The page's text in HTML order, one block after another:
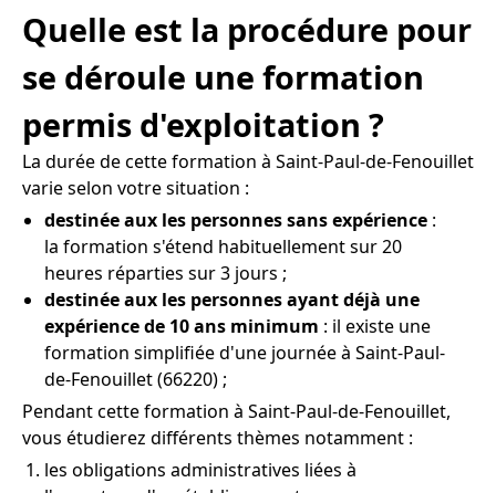
Quelle est la procédure pour
se déroule une formation
permis d'exploitation ?
La durée de cette formation à Saint-Paul-de-Fenouillet
varie selon votre situation :
destinée aux les personnes sans expérience :
la formation s'étend habituellement sur 20
heures réparties sur 3 jours ;
destinée aux les personnes ayant déjà une
expérience de 10 ans minimum : il existe une
formation simplifiée d'une journée à Saint-Paul-
de-Fenouillet (66220) ;
Pendant cette formation à Saint-Paul-de-Fenouillet,
vous étudierez différents thèmes notamment :
les obligations administratives liées à